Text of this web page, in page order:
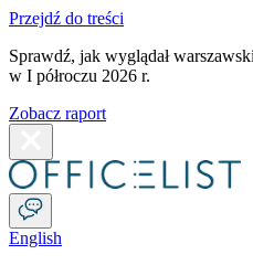
Przejdź do treści
Sprawdź, jak wyglądał
w I półroczu 2026 r.
Zobacz raport
English